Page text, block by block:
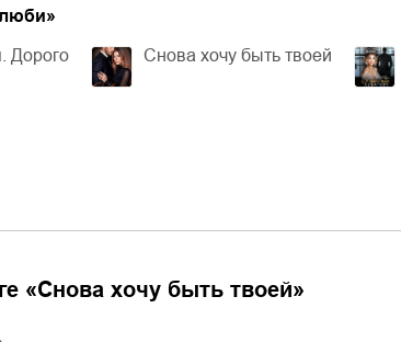
»
Дорого Снова хочу быть твоей
«Снова хочу быть твоей»